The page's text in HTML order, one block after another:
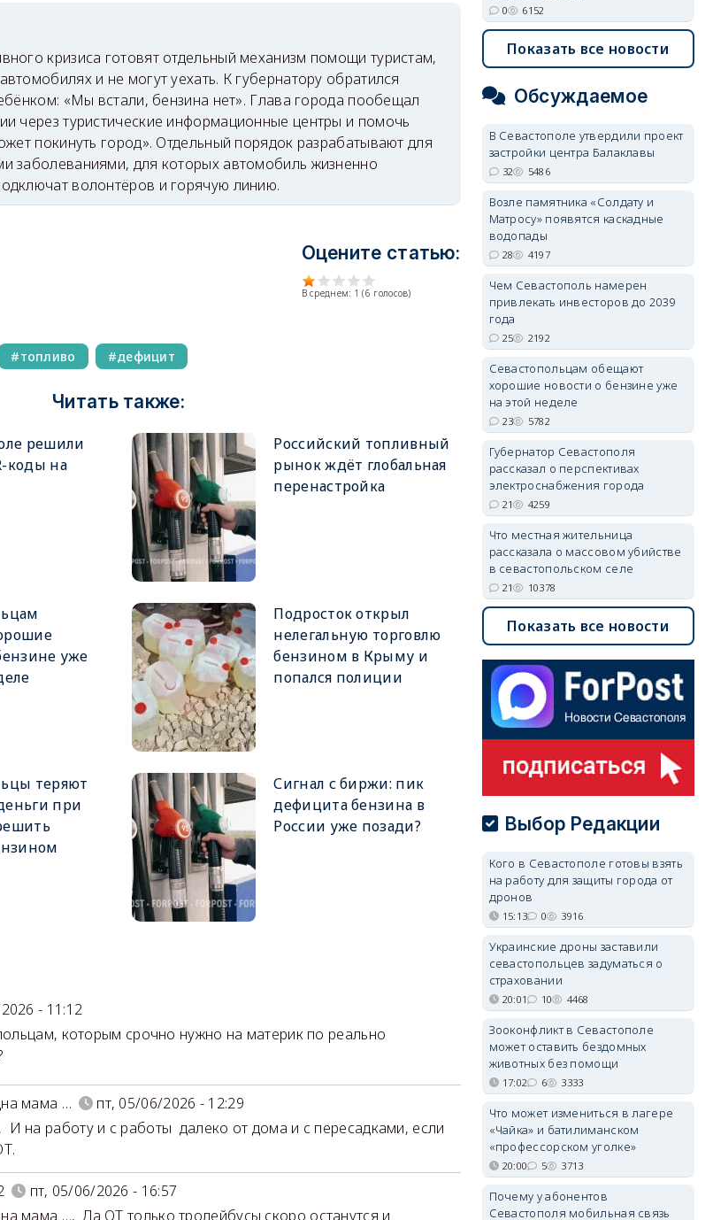
кризиса готовят отдельный механизм помощи туристам,
и не могут уехать. К губернатору обратился
«Мы встали, бензина нет». Глава города пообещал
через туристические информационные центры и помочь
покинуть город». Отдельный порядок разрабатывают для
заболеваниями, для которых автомобиль жизненно
волонтёров и горячую линию.
Оцените статью:
В среднем: 1 (6 голосов)
топливо дефицит
Читать также:
решили
коды на
Российский топливный
рынок ждёт глобальная
перенастройка
уже
Подросток открыл
нелегальную торговлю
бензином в Крыму и
попался полиции
теряют
при
Сигнал с биржи: пик
дефицита бензина в
России уже позади?
- 11:12
которым срочно нужно на материк по реально
мама …
пт, 05/06/2026 - 12:29
, И на работу и с работы далеко от дома и с пересадками, если
пт, 05/06/2026 - 16:57
мама …, Да ОТ только тролейбусы скоро останутся и
0 6152
Показать все новости
Обсуждаемое
В Севастополе утвердили проект
застройки центра Балаклавы
32 5486
Возле памятника «Солдату и
Матросу» появятся каскадные
водопады
28 4197
Чем Севастополь намерен
привлекать инвесторов до 2039
года
25 2192
Севастопольцам обещают
хорошие новости о бензине уже
на этой неделе
23 5782
Губернатор Севастополя
рассказал о перспективах
электроснабжения города
21 4259
Что местная жительница
рассказала о массовом убийстве
в севастопольском селе
21 10378
Показать все новости
Выбор Редакции
Кого в Севастополе готовы взять
на работу для защиты города от
дронов
15:13 0 3916
Украинские дроны заставили
севастопольцев задуматься о
страховании
20:01 10 4468
Зооконфликт в Севастополе
может оставить бездомных
животных без помощи
17:02 6 3333
Что может измениться в лагере
«Чайка» и батилиманском
«профессорском уголке»
20:00 5 3713
Почему у абонентов
Севастополя мобильная связь